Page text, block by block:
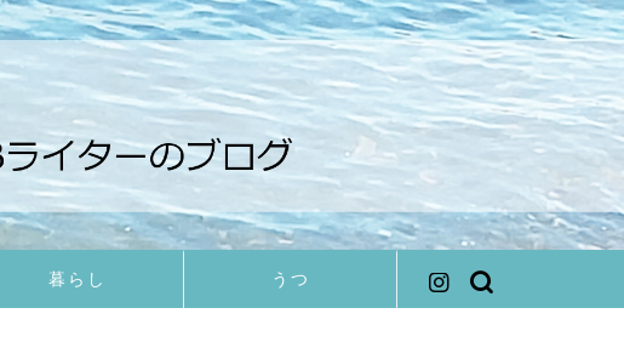
暮らし うつ